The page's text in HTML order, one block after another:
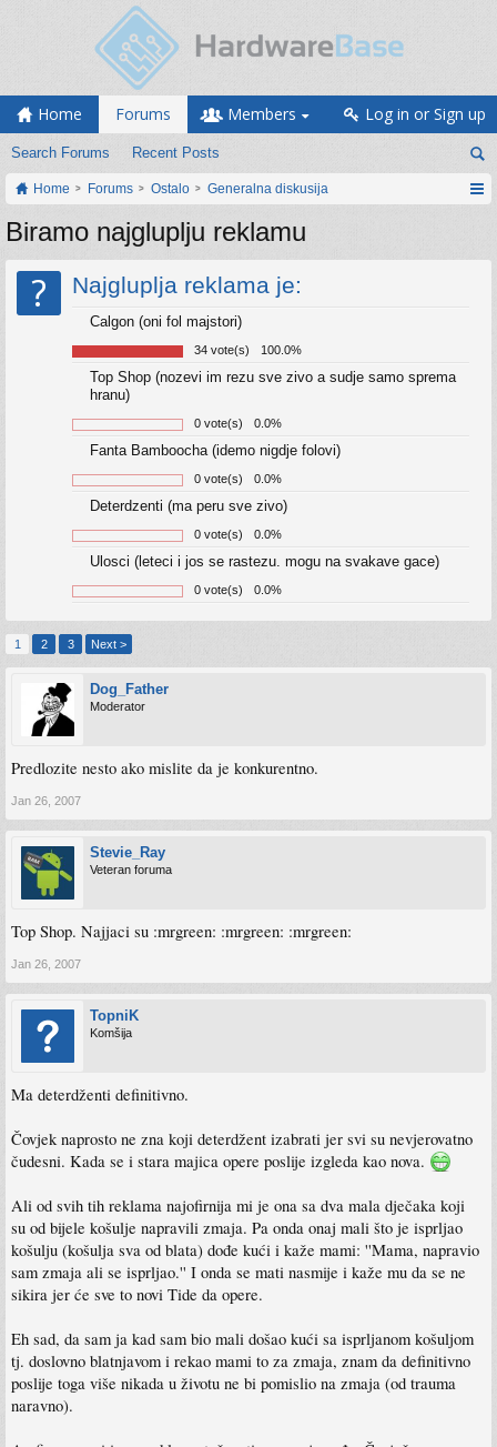
Home Forums
Search Forums Recent Posts
Members Log in or Sign up
Home Forums Ostalo Generalna diskusija
Biramo najgluplju reklamu
? Najgluplja reklama je:
Calgon (oni fol majstori)
34 vote(s) 100.0%
Top Shop (nozevi im rezu sve zivo a sudje samo sprema
hranu)
0 vote(s) 0.0%
Fanta Bamboocha (idemo nigdje folovi)
0 vote(s) 0.0%
Deterdzenti (ma peru sve zivo)
0 vote(s) 0.0%
Ulosci (leteci i jos se rastezu. mogu na svakave gace)
0 vote(s) 0.0%
1 2 3 Next >
Dog_Father
Moderator
Predlozite nesto ako mislite da je konkurentno.
Jan 26, 2007
Stevie_Ray
Veteran foruma
Top Shop. Najjaci su :mrgreen: :mrgreen: :mrgreen:
Jan 26, 2007
TopniK
Komšija
Ma deterdženti definitivno.
Čovjek naprosto ne zna koji deterdžent izabrati jer svi su nevjerovatno
čudesni. Kada se i stara majica opere poslije izgleda kao nova.
Ali od svih tih reklama najofirnija mi je ona sa dva mala dječaka koji
su od bijele košulje napravili zmaja. Pa onda onaj mali što je isprljao
košulju (košulja sva od blata) dođe kući i kaže mami: ''Mama, napravio
sam zmaja ali se isprljao.'' I onda se mati nasmije i kaže mu da se ne
sikira jer će sve to novi Tide da opere.
Eh sad, da sam ja kad sam bio mali došao kući sa isprljanom košuljom
tj. doslovno blatnjavom i rekao mami to za zmaja, znam da definitivno
poslije toga više nikada u životu ne bi pomislio na zmaja (od trauma
naravno).